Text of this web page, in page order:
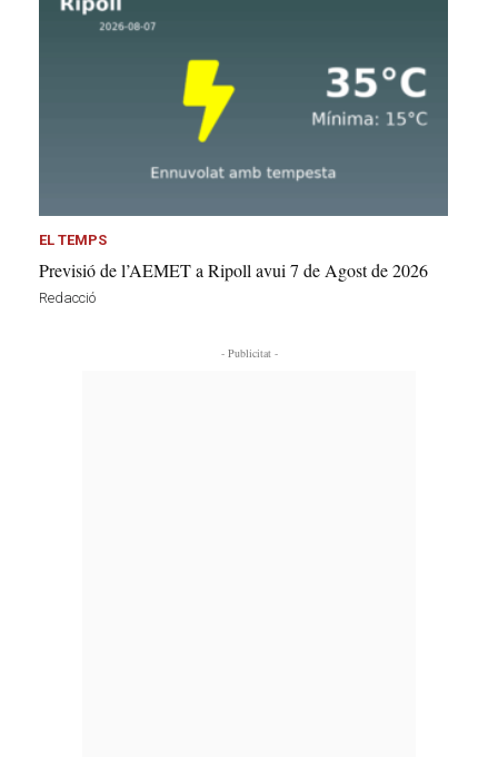
EL TEMPS
Previsió de l’AEMET a Ripoll avui 7 de Agost de 2026
Redacció
- Publicitat -